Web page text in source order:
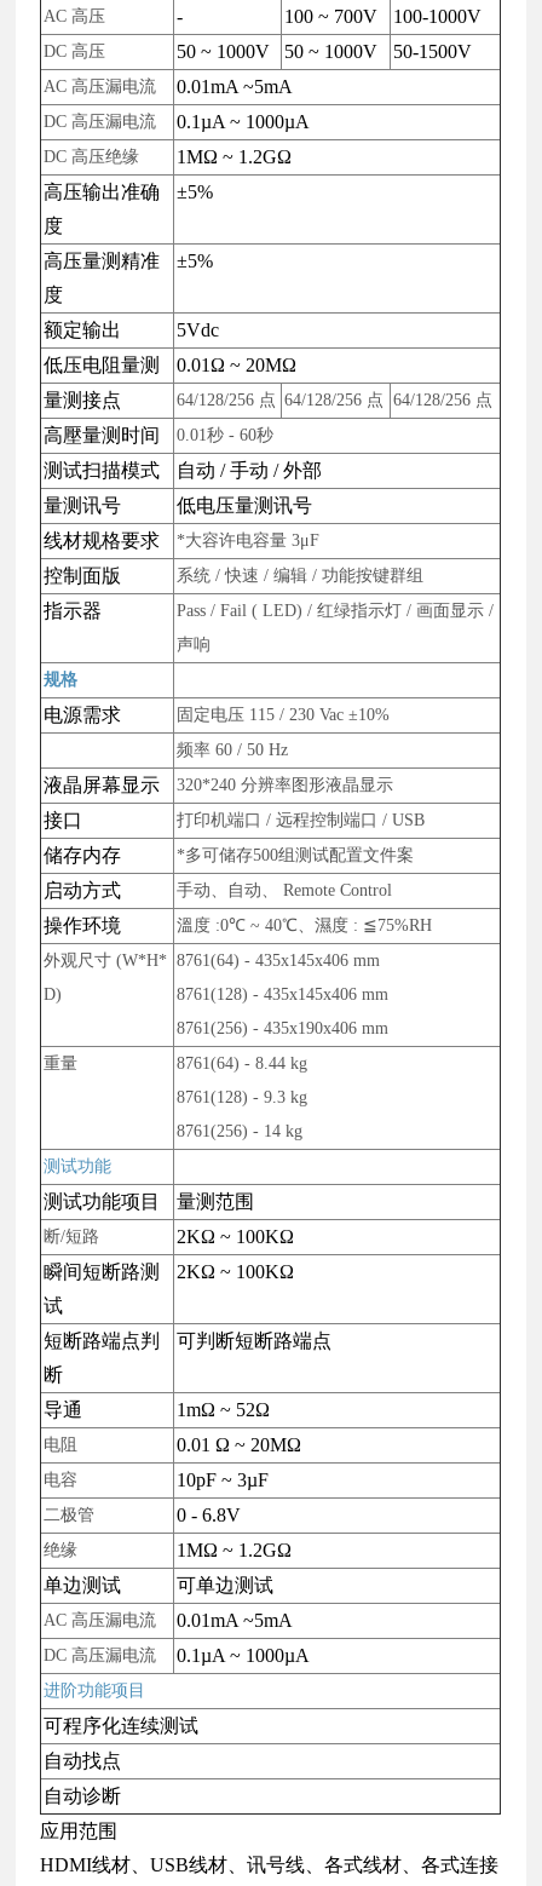
AC 高压 - 100 ~ 700V 100-1000V
DC 高压 50 ~ 1000V 50 ~ 1000V 50-1500V
AC 高压漏电流 0.01mA ~5mA
DC 高压漏电流 0.1µA ~ 1000µA
DC 高压绝缘
1MΩ ~ 1.2GΩ
高压输出准确
度
±5%
高压量测精准
度
±5%
额定输出
5Vdc
低压电阻量测
0.01Ω ~ 20MΩ
量测接点
64/128/256 点 64/128/256 点 64/128/256 点
高壓量测时间 0.01秒 - 60秒
测试扫描模式
自动 / 手动 / 外部
量测讯号
低电压量测讯号
线材规格要求
*大容许电容量 3μF
控制面版 系统 /快速 /编辑 /功能按键群组
指示器 Pass / Fail ( LED) /红绿指示灯 / 画面显示 /
声响
规格
电源需求 固定电压 115 / 230 Vac ±10%
频率 60 / 50 Hz
液晶屏幕显示 320*240分辨率图形液晶显示
接口 打印机端口 /远程控制端口 / USB
储存内存 *多可储存500组测试配置文件案
启动方式 手动、自动、 Remote Control
操作环境 溫度 :0℃ ~ 40℃、濕度 : ≦75%RH
外观尺寸 (W*H*
D)
8761(64) - 435x145x406 mm
8761(128) - 435x145x406 mm
8761(256) - 435x190x406 mm
重量
8761(64) - 8.44 kg
8761(128) - 9.3 kg
8761(256) - 14 kg
测试功能
测试功能项目 量测范围
断/短路
2KΩ ~ 100KΩ
瞬间短断路测
试
2KΩ ~ 100KΩ
短断路端点判
断
可判断短断路端点
导通 1mΩ ~ 52Ω
电阻 0.01 Ω ~ 20MΩ
电容 10pF ~ 3µF
二极管 0 - 6.8V
绝缘
1MΩ ~ 1.2GΩ
单边测试
可单边测试
AC 高压漏电流 0.01mA ~5mA
DC 高压漏电流 0.1µA ~ 1000µA
进阶功能项目
可程序化连续测试
自动找点
自动诊断
应用范围
HDMI线材、USB线材、讯号线、各式线材、各式连接